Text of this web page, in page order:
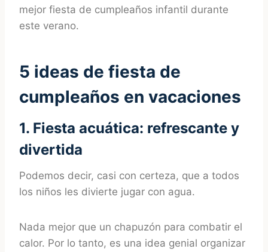
mejor fiesta de cumpleaños infantil durante
este verano.
5 ideas de fiesta de
cumpleaños en vacaciones
1. Fiesta acuática: refrescante y
divertida
Podemos decir, casi con certeza, que a todos
los niños les divierte jugar con agua.
Nada mejor que un chapuzón para combatir el
calor. Por lo tanto, es una idea genial organizar